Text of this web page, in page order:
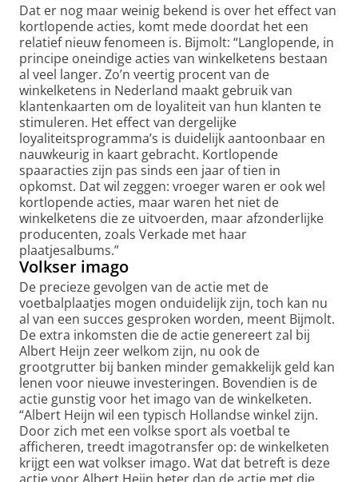
Dat er nog maar weinig bekend is over het effect van
kortlopende acties, komt mede doordat het een
relatief nieuw fenomeen is. Bijmolt: “Langlopende, in
principe oneindige acties van winkelketens bestaan
al veel langer. Zo’n veertig procent van de
winkelketens in Nederland maakt gebruik van
klantenkaarten om de loyaliteit van hun klanten te
stimuleren. Het effect van dergelijke
loyaliteitsprogramma’s is duidelijk aantoonbaar en
nauwkeurig in kaart gebracht. Kortlopende
spaaracties zijn pas sinds een jaar of tien in
opkomst. Dat wil zeggen: vroeger waren er ook wel
kortlopende acties, maar waren het niet de
winkelketens die ze uitvoerden, maar afzonderlijke
producenten, zoals Verkade met haar
plaatjesalbums.”
Volkser imago
De precieze gevolgen van de actie met de
voetbalplaatjes mogen onduidelijk zijn, toch kan nu
al van een succes gesproken worden, meent Bijmolt.
De extra inkomsten die de actie genereert zal bij
Albert Heijn zeer welkom zijn, nu ook de
grootgrutter bij banken minder gemakkelijk geld kan
lenen voor nieuwe investeringen. Bovendien is de
actie gunstig voor het imago van de winkelketen.
“Albert Heijn wil een typisch Hollandse winkel zijn.
Door zich met een volkse sport als voetbal te
afficheren, treedt imagotransfer op: de winkelketen
krijgt een wat volkser imago. Wat dat betreft is deze